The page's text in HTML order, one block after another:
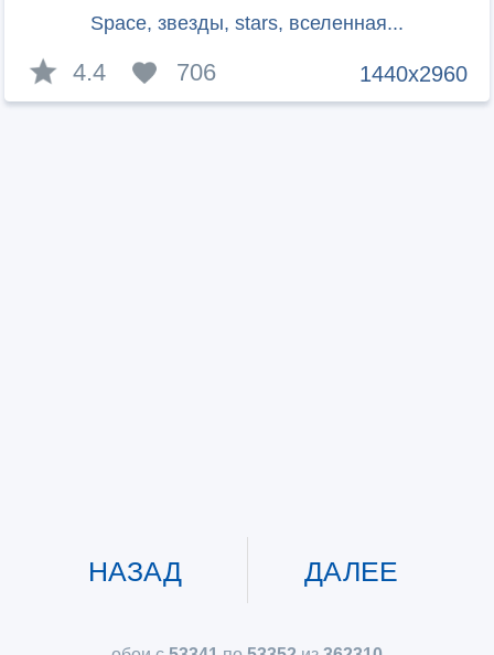
Space, звезды, stars, вселенная...
1440x2960
4.4 706
НАЗАД ДАЛЕЕ